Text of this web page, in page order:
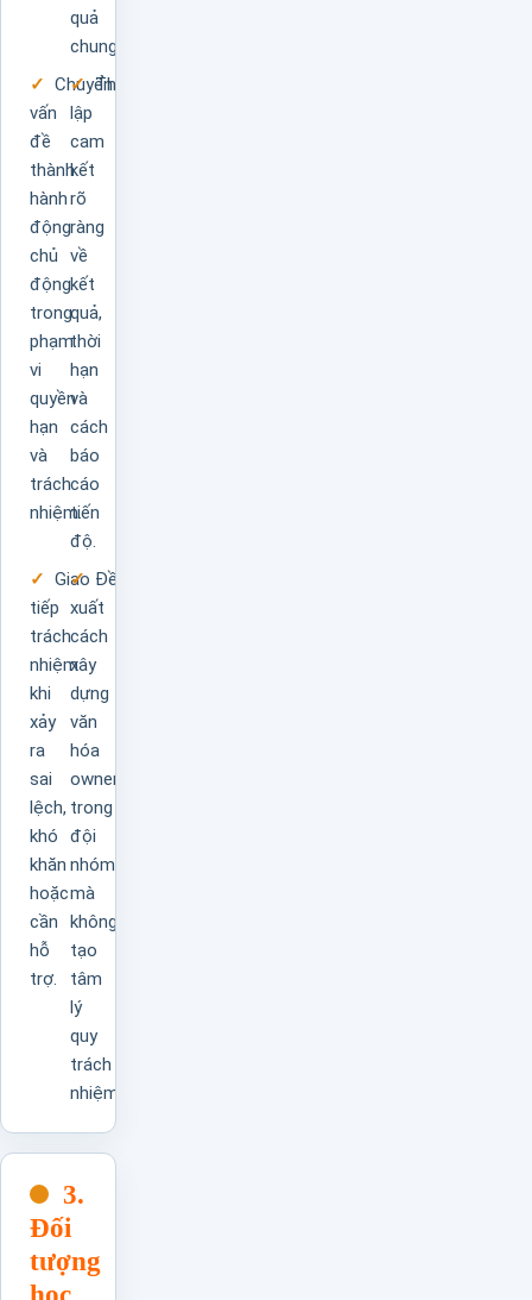
quả
chung.
Chuyển
vấn
đề
thành
hành
động
chủ
động
trong
phạm
vi
quyền
hạn
và
trách
nhiệm.
Thiết
lập
cam
kết
rõ
ràng
về
kết
quả,
thời
hạn
và
cách
báo
cáo
tiến
độ.
Giao
tiếp
trách
nhiệm
khi
xảy
ra
sai
lệch,
khó
khăn
hoặc
cần
hỗ
trợ.
Đề
xuất
cách
xây
dựng
văn
hóa
ownership
trong
đội
nhóm
mà
không
tạo
tâm
lý
quy
trách
nhiệm.
3.
Đối
tượng